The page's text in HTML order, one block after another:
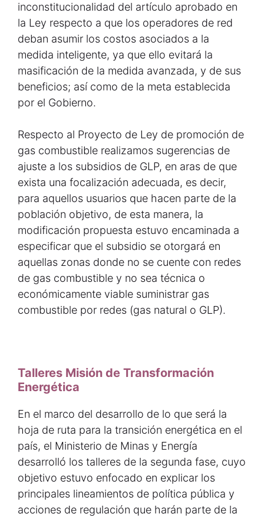
inconstitucionalidad del artículo aprobado en
la Ley respecto a que los operadores de red
deban asumir los costos asociados a la
medida inteligente, ya que ello evitará la
masificación de la medida avanzada, y de sus
beneficios; así como de la meta establecida
por el Gobierno.
Respecto al Proyecto de Ley de promoción de
gas combustible realizamos sugerencias de
ajuste a los subsidios de GLP, en aras de que
exista una focalización adecuada, es decir,
para aquellos usuarios que hacen parte de la
población objetivo, de esta manera, la
modificación propuesta estuvo encaminada a
especificar que el subsidio se otorgará en
aquellas zonas donde no se cuente con redes
de gas combustible y no sea técnica o
económicamente viable suministrar gas
combustible por redes (gas natural o GLP).
Talleres Misión de Transformación
Energética
En el marco del desarrollo de lo que será la
hoja de ruta para la transición energética en el
país, el Ministerio de Minas y Energía
desarrolló los talleres de la segunda fase, cuyo
objetivo estuvo enfocado en explicar los
principales lineamientos de política pública y
acciones de regulación que harán parte de la